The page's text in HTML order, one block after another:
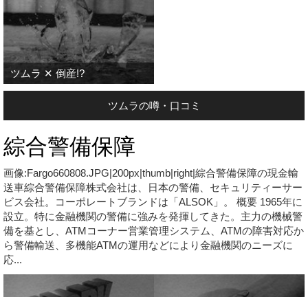
ツムラ ✕ 倒産!?
ツムラの噂・口コミ
綜合警備保障
画像:Fargo660808.JPG|200px|thumb|right|綜合警備保障の現金輸
送車綜合警備保障株式会社は、日本の警備、セキュリティーサー
ビス会社。コーポレートブランドは「ALSOK」。 概要 1965年に
設立。特に金融機関の警備に強みを発揮してきた。主力の機械警
備を基とし、ATMコーナー営業管理システム、ATMの障害対応か
ら警備輸送、多機能ATMの運用などにより金融機関のニーズに
応...